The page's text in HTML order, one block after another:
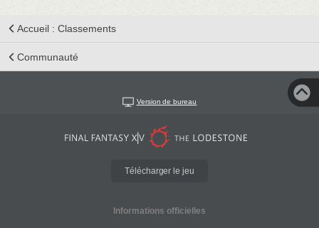
Accueil : Classements
Communauté
Version de bureau
Télécharger le jeu
Informations officielles